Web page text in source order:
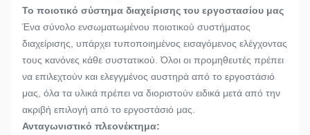
Το ποιοτικό σύστημα διαχείρισης του εργοστασίου μας
Ένα σύνολο ενσωματωμένου ποιοτικού συστήματος
διαχείρισης, υπάρχει τυποποιημένος εισαγόμενος ελέγχοντας
τους κανόνες κάθε συστατικού. Όλοι οι προμηθευτές πρέπει
να επιλεχτούν και ελεγγμένος αυστηρά από το εργοστάσιό
μας, όλα τα υλικά πρέπει να διοριστούν ειδικά μετά από την
ακριβή επιλογή από το εργοστάσιό μας.
Ανταγωνιστικό πλεονέκτημα: